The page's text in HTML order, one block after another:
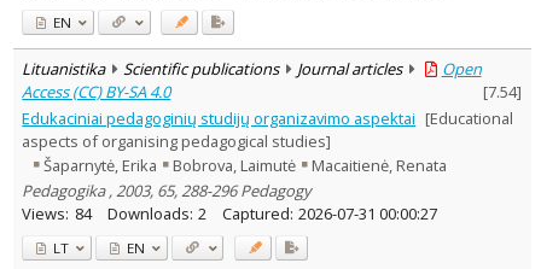
EN
Lituanistika Scientific publications Journal articles
Open
Access (CC) BY-SA 4.0
[7.54]
Edukaciniai pedagoginių studijų organizavimo aspektai [Educational
aspects of organising pedagogical studies]
Šaparnytė, Erika
Bobrova, Laimutė
Macaitienė, Renata
Pedagogika , 2003, 65, 288-296 Pedagogy
Views: 84 Downloads: 2 Captured: 2026-07-31 00:00:27
LT EN